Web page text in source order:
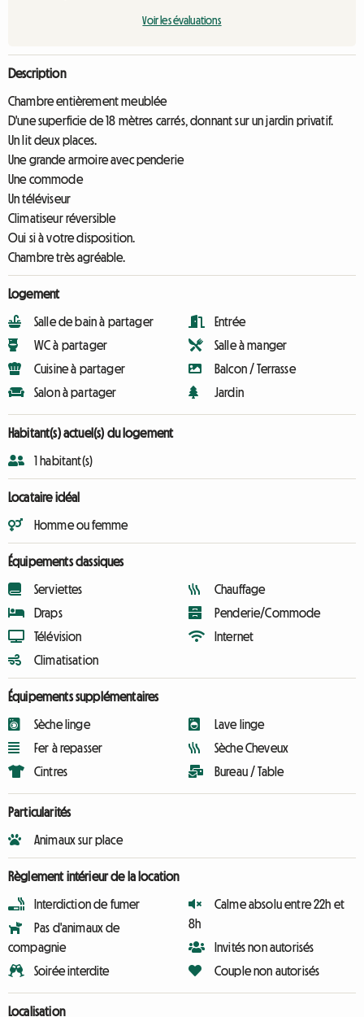
Voir les évaluations
Description
Chambre entièrement meublée
D'une superficie de 18 mètres carrés, donnant sur un jardin privatif.
Un lit deux places.
Une grande armoire avec penderie
Une commode
Un téléviseur
Climatiseur réversible
Oui si à votre disposition.
Chambre très agréable.
Logement
Salle de bain à partager
WC à partager
Cuisine à partager
Salon à partager
Entrée
Salle à manger
Balcon / Terrasse
Jardin
Habitant(s) actuel(s) du logement
1 habitant(s)
Locataire idéal
Homme ou femme
Équipements classiques
Serviettes
Draps
Télévision
Climatisation
Chauffage
Penderie/Commode
Internet
Équipements supplémentaires
Sèche linge
Fer à repasser
Cintres
Lave linge
Sèche Cheveux
Bureau / Table
Particularités
Animaux sur place
Règlement intérieur de la location
Interdiction de fumer
Pas d'animaux de
compagnie
Soirée interdite
Calme absolu entre 22h et
8h
Invités non autorisés
Couple non autorisés
Localisation